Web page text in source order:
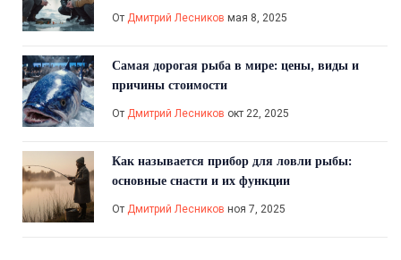
От Дмитрий Лесников мая 8, 2025
Самая дорогая рыба в мире: цены, виды и
причины стоимости
От Дмитрий Лесников окт 22, 2025
Как называется прибор для ловли рыбы:
основные снасти и их функции
От Дмитрий Лесников ноя 7, 2025